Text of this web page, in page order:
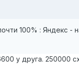
100% : Яндекс -
у друга. 250000